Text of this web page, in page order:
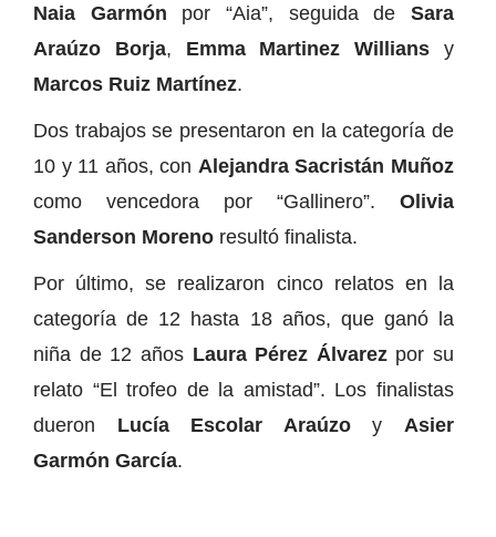
Naia Garmón por “Aia”, seguida deSara
Araúzo Borja, Emma Martinez Williansy
Marcos Ruiz Martínez.
Dos trabajos se presentaron en la categoría de
10 y 11 años, con Alejandra Sacristán Muñoz
como vencedora por “Gallinero”. Olivia
Sanderson Moreno resultó finalista.
Por último, se realizaron cinco relatos en la
categoría de 12 hasta 18 años, que ganó la
niña de 12 años Laura Pérez Álvarez por su
relato “El trofeo de la amistad”. Los finalistas
dueron Lucía Escolar Araúzoy Asier
Garmón García.